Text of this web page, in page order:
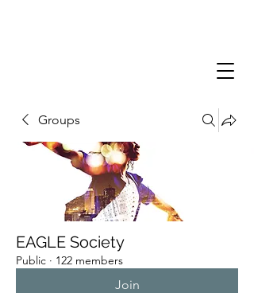
Groups
EAGLE Society
Public · 122 members
Join